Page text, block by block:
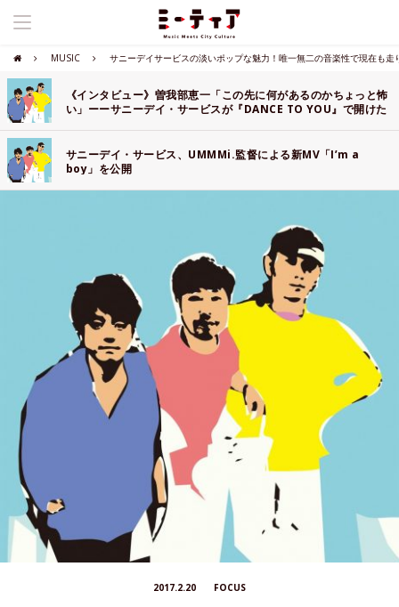
MUSIC サニーデイサービスの淡いポップな魅力！唯一無二の音楽性で現在も走
《インタビュー》曽我部恵一「この先に何があるのかちょっと怖
い」ーーサニーデイ・サービスが『DANCE TO YOU』で開けた
サニーデイ・サービス、UMMMi.監督による新MV「I’m a
boy」を公開
2017.2.20 FOCUS